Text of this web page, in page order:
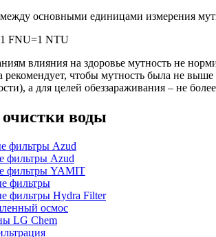
основными единицами измерения
FNU=1 NTU
влияния на здоровье мутность не
рекомендует, чтобы мутность была не
а для целей обеззараживания – не
воды
фильтры Azud
фильтры Azud
фильтры YAMIT
фильтры
фильтры Hydra Filter
осмос
LG Chem